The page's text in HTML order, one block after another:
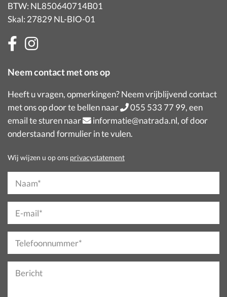
BTW: NL850640714B01
Skal: 27829 NL-BIO-01
Neem contact met ons op
Heeft u vragen, opmerkingen? Neem vrijblijvend contact
met ons op door te bellen naar
055 533 77 99, een
email te sturen naar
informatie@natrada.nl, of door
onderstaand formulier in te vulen.
Wij wijzen u op ons privacystatement
Naam*
E-mail*
Telefoonnummer*
Bericht